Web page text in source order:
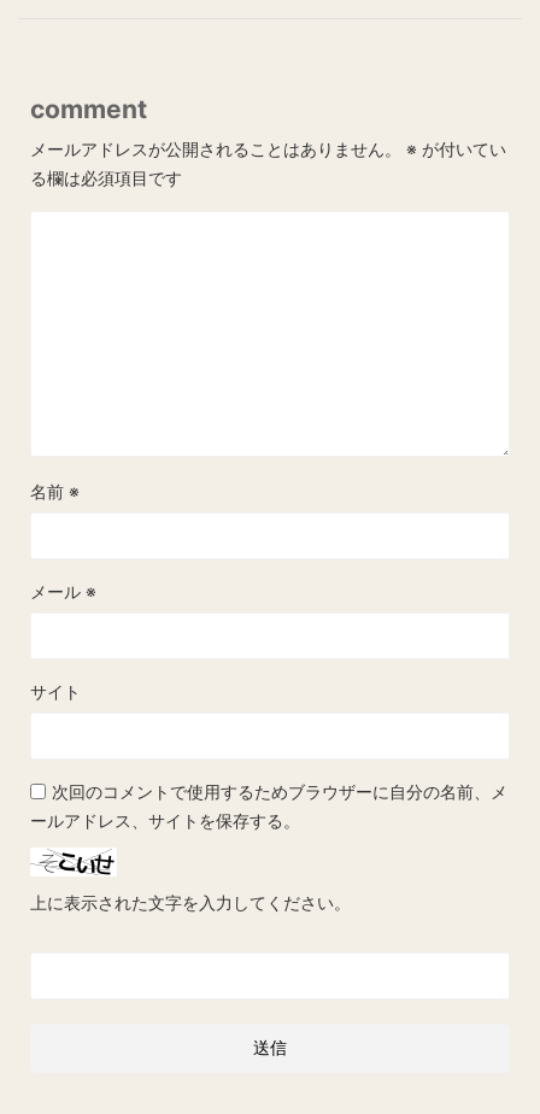
comment
メールアドレスが公開されることはありません。 ※ が付いてい
る欄は必須項目です
名前 ※
メール ※
サイト
次回のコメントで使用するためブラウザーに自分の名前、メ
ールアドレス、サイトを保存する。
上に表示された文字を入力してください。